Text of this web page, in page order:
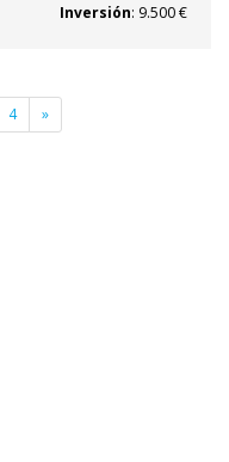
Inversión: 9.500 €
4 »